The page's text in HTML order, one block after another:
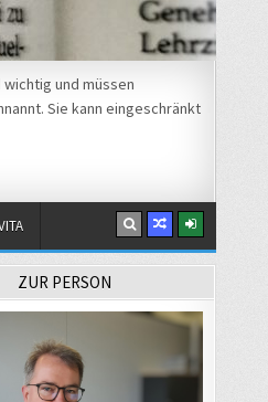
und müssen
Sie kann eingeschränkt
ZUR PERSON